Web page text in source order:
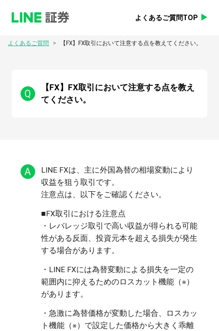
よくあるご質問TOP
よくあるご質問 > 【FX】FX取引において注意する点を教えてください。
Q
【FX】FX取引において注意する点を教え
てください。
A
LINE FXは、主に外国為替の相場変動により
収益を狙う取引です。
■FX取引における注意点
・レバレッジ取引で高い収益が得られる可能
性がある反面、投資元本を超える損失が発生
・LINE FXには為替変動による損失を一定の
範囲内に抑えるためのロスカット機能（※）
・急激に為替価格が変動した場合、ロスカッ
ト機能（※）で設定した価格から大きく乖離